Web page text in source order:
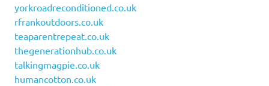
yorkroadreconditioned.co.uk
rfrankoutdoors.co.uk
teaparentrepeat.co.uk
thegenerationhub.co.uk
talkingmagpie.co.uk
humancotton.co.uk